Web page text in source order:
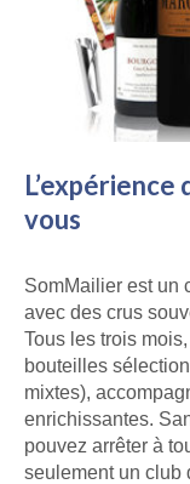
vous
SomMailier est un
avec des crus
Tous les trois
bouteilles
mixtes),
enrichissantes.
pouvez arrêter à
seulement un club